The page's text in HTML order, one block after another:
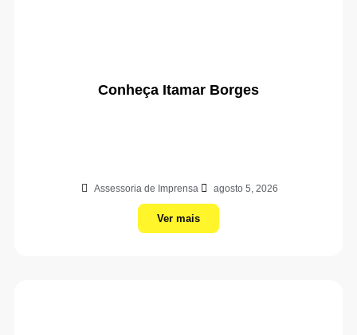
Conheça Itamar Borges
Assessoria de Imprensa agosto 5, 2026
Ver mais